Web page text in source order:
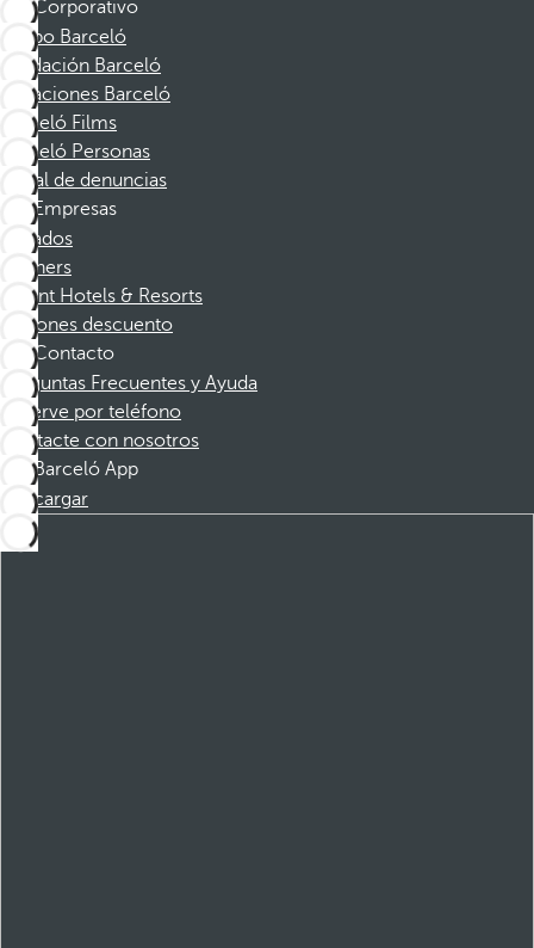
Corporativo
Grupo Barceló
Fundación Barceló
Vacaciones Barceló
Barceló Films
Barceló Personas
Canal de denuncias
Empresas
Afiliados
Partners
Dorint Hotels & Resorts
Cupones descuento
Contacto
Preguntas Frecuentes y Ayuda
Reserve por teléfono
Contacte con nosotros
Barceló App
Descargar